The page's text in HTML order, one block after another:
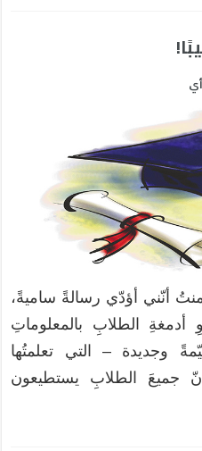
أنّني أؤدّي رسالةً ساميةً،
الطلابِ بالمعلوماتِ
وجديدة – التي تعلمتُها
جميعَ الطلابِ يستطيعون